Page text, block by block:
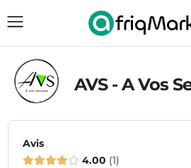
AVS - A Vos
Avis
4.00 1